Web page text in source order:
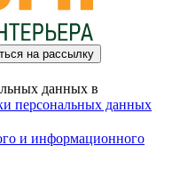
на рассылку
данных в
персональных данных
и информационного